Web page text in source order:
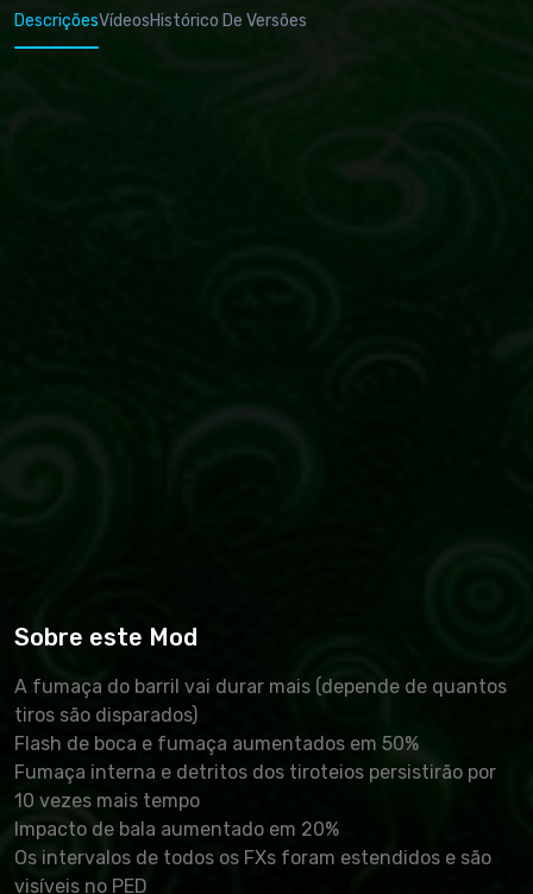
DescriçõesVídeosHistórico De Versões
Sobre este Mod
A fumaça do barril vai durar mais (depende de quantos
tiros são disparados)
Flash de boca e fumaça aumentados em 50%
Fumaça interna e detritos dos tiroteios persistirão por
10 vezes mais tempo
Impacto de bala aumentado em 20%
Os intervalos de todos os FXs foram estendidos e são
visíveis no PED